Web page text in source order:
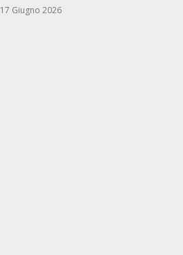
17 Giugno 2026